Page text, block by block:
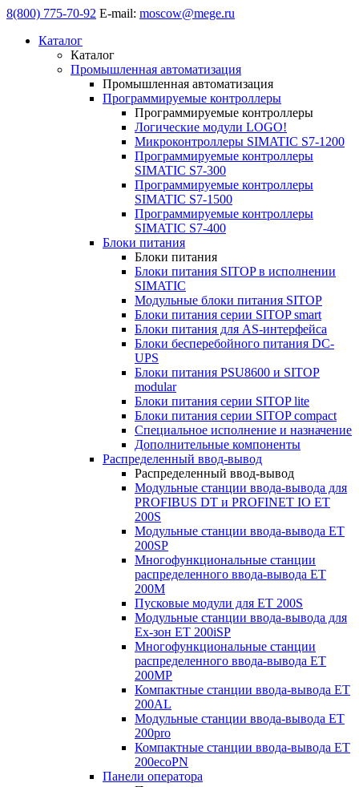
8(800) 775-70-92 E-mail: moscow@mege.ru
Каталог
Каталог
Промышленная автоматизация
Промышленная автоматизация
Программируемые контроллеры
Программируемые контроллеры
Логические модули LOGO!
Микроконтроллеры SIMATIC S7-1200
Программируемые контроллеры
SIMATIC S7-300
Программируемые контроллеры
SIMATIC S7-1500
Программируемые контроллеры
SIMATIC S7-400
Блоки питания
Блоки питания
Блоки питания SITOP в исполнении
SIMATIC
Модульные блоки питания SITOP
Блоки питания серии SITOP smart
Блоки питания для AS-интерфейса
Блоки бесперебойного питания DC-
UPS
Блоки питания PSU8600 и SITOP
modular
Блоки питания серии SITOP lite
Блоки питания серии SITOP compact
Специальное исполнение и назначение
Дополнительные компоненты
Распределенный ввод-вывод
Распределенный ввод-вывод
Модульные станции ввода-вывода для
PROFIBUS DT и PROFINET IO ET
200S
Модульные станции ввода-вывода ET
200SP
Многофункциональные станции
распределенного ввода-вывода ET
200M
Пусковые модули для ET 200S
Модульные станции ввода-вывода для
Ex-зон ET 200iSP
Многофункциональные станции
распределенного ввода-вывода ET
200MP
Компактные станции ввода-вывода ET
200AL
Модульные станции ввода-вывода ET
200pro
Компактные станции ввода-вывода ET
200ecoPN
Панели оператора